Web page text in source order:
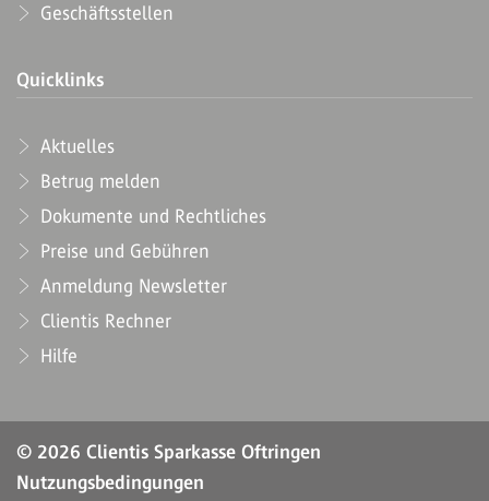
Geschäftsstellen
Quicklinks
Aktuelles
Betrug melden
Dokumente und Rechtliches
Preise und Gebühren
Anmeldung Newsletter
Clientis Rechner
Hilfe
© 2026 Clientis Sparkasse Oftringen
Nutzungsbedingungen